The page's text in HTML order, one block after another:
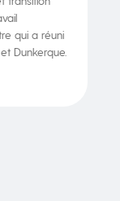
qui a réuni
Dunkerque.